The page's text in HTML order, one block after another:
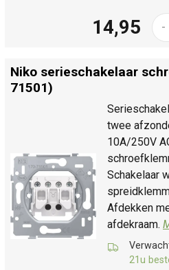
14,95 -
Niko serieschakelaar
71501)
twee
10A/250V
Schakelaar
Afdekken
afdekraam.
21u